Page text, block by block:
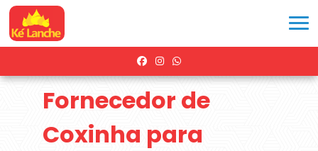
Fornecedor de
Coxinha para